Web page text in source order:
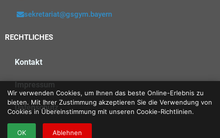
sekretariat@gsgym.bayern
RECHTLICHES
Kontakt
Impressum
Datenschutz
Wir verwenden Cookies, um Ihnen das beste Online-Erlebnis zu
bieten. Mit Ihrer Zustimmung akzeptieren Sie die Verwendung von
Cookies in Übereinstimmung mit unseren Cookie-Richtlinien.
OK Ablehnen